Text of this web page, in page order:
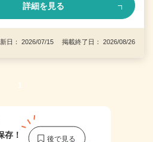
詳細を見る
日： 2026/07/15 掲載終了日： 2026/08/26
1
存！